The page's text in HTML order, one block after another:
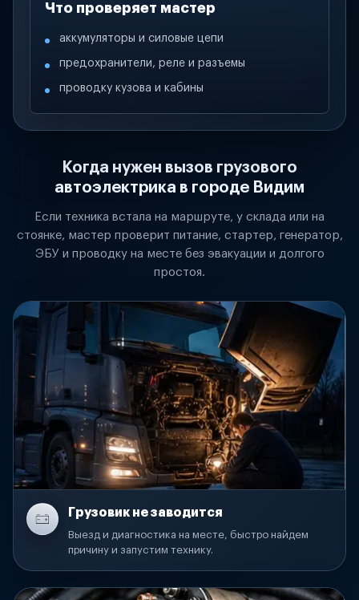
Что проверяет мастер
аккумуляторы и силовые цепи
предохранители, реле и разъемы
проводку кузова и кабины
Когда нужен вызов грузового
автоэлектрика в городе Видим
Если техника встала на маршруте, у склада или на
стоянке, мастер проверит питание, стартер, генератор,
ЭБУ и проводку на месте без эвакуации и долгого
простоя.
Грузовик не заводится
Выезд и диагностика на месте, быстро найдем
причину и запустим технику.